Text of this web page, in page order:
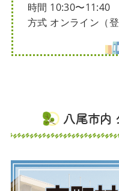
時間 10:30〜11:40
方式 オンライン（登
八尾市内